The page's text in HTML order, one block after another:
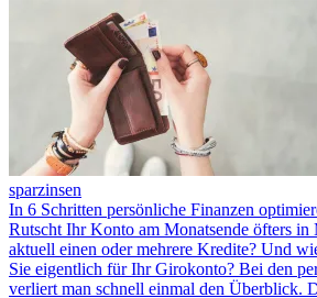
sparzinsen
In 6 Schritten persönliche Finanzen
Rutscht Ihr Konto am Monatsende öfters in
aktuell einen oder mehrere Kredite? Und
Sie eigentlich für Ihr Girokonto? Bei den
verliert man schnell einmal den Überblick.